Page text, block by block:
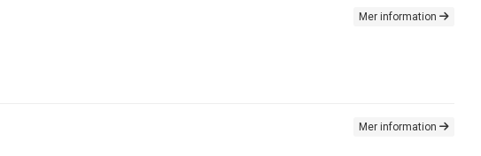
Mer information
Mer information